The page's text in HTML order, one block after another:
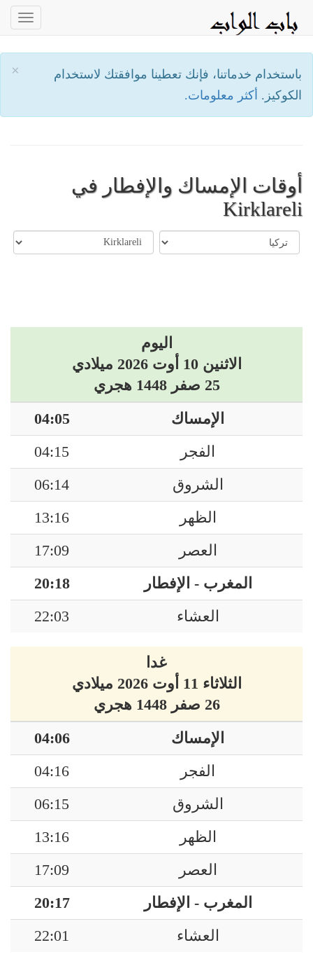
×
باستخدام خدماتنا، فإنك تعطينا موافقتك لاستخدام
الكوكيز. أكثر معلومات.
أوقات الإمساك والإفطار في
Kirklareli
اليوم
الاثنين 10 أوت 2026 ميلادي
25 صفر 1448 هجري
الإمساك
04:05
الفجر
04:15
الشروق
06:14
الظهر
13:16
العصر
17:09
المغرب - الإفطار
20:18
العشاء
22:03
غدا
الثلاثاء 11 أوت 2026 ميلادي
26 صفر 1448 هجري
الإمساك
04:06
الفجر
04:16
الشروق
06:15
الظهر
13:16
العصر
17:09
المغرب - الإفطار
20:17
العشاء
22:01